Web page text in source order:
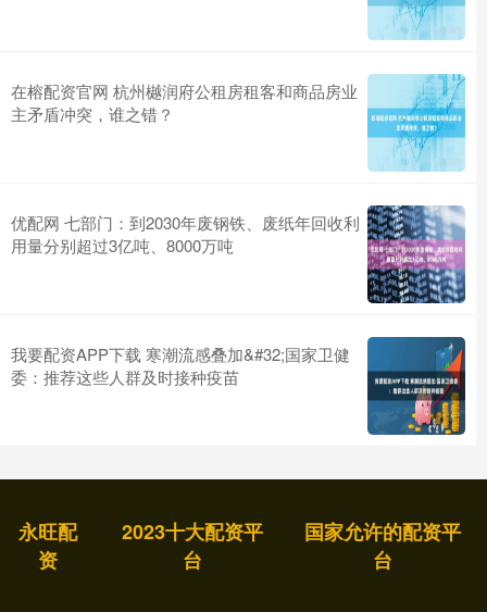
在榕配资官网 杭州樾润府公租房租客和商品房业
主矛盾冲突，谁之错？
优配网 七部门：到2030年废钢铁、废纸年回收利
用量分别超过3亿吨、8000万吨
我要配资APP下载 寒潮流感叠加&#32;国家卫健
委：推荐这些人群及时接种疫苗
永旺配
资
2023十大配资平
台
国家允许的配资平
台